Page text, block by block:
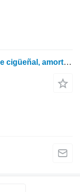
Ford 6610, 7610, 7410, 7710 Polea de cigüeñal, amortiguador D5nn6a312a, 839 D5NN6A312A